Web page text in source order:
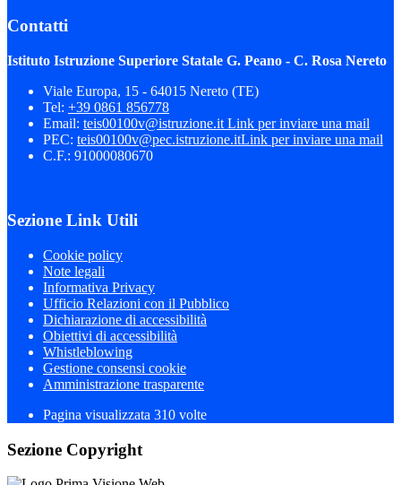
Contatti
Istituto Istruzione Superiore Statale G. Peano - C. Rosa Nereto
Viale Europa, 15 - 64015 Nereto (TE)
Tel: +39 0861 856778
Email: teis00100v@istruzione.it Link per inviare una mail
PEC: teis00100v@pec.istruzione.itLink per inviare una mail
C.F.: 91000080670
Sezione Link Utili
Cookie policy
Note legali
Informativa Privacy
Ufficio Relazioni con il Pubblico
Dichiarazione di accessibilità
Obiettivi di accessibilità
Whistleblowing
Gestione consensi cookie
Amministrazione trasparente
Pagina visualizzata 310 volte
Sezione Copyright